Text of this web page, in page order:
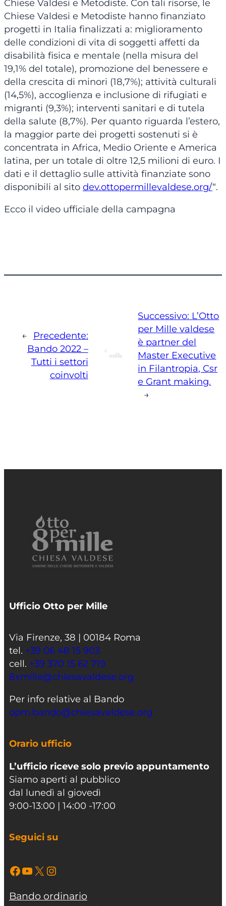
Chiese Valdesi e Metodiste. Con tali risorse, le
Chiese Valdesi e Metodiste hanno finanziato
progetti in Italia finalizzati a: miglioramento
delle condizioni di vita di soggetti affetti da
disabilità fisica e mentale (nella misura del
19,1% del totale), promozione del benessere e
della crescita di minori (18,7%); attività culturali
(14,5%), accoglienza e inclusione di rifugiati e
migranti (9,3%); interventi sanitari e di tutela
della salute (8,7%). Per quanto riguarda l’estero,
la maggior parte dei progetti sostenuti si è
concentrata in Africa, Medio Oriente e America
latina, per un totale di oltre 12,5 milioni di euro. I
dati e il dettaglio sulle attività finanziate sono
disponibili al sito dev.ottopermillevaldese.org/“.
Ecco il video ufficiale della campagna
←
Precedente:
Bando 2022 –
Tutti i settori
coinvolti
Successivo: L’Otto
per Mille valdese
è partner del
Master Executive
in Filantropia, Csr
e Grant making.
→
Ufficio Otto per Mille
Via Firenze, 38 | 00184 Roma
tel. +39 06 48 15 903
cell. +39 370 15 62 719
8xmille@chiesavaldese.org
Per info relative al Bando
opm.bando@chiesavaldese.org
Orario ufficio
L’ufficio riceve solo previo appuntamento
Siamo aperti al pubblico
dal lunedì al giovedì
9:00-13:00 | 14:00 -17:00
Seguici su
Facebook YouTube X Instagram
Bando ordinario